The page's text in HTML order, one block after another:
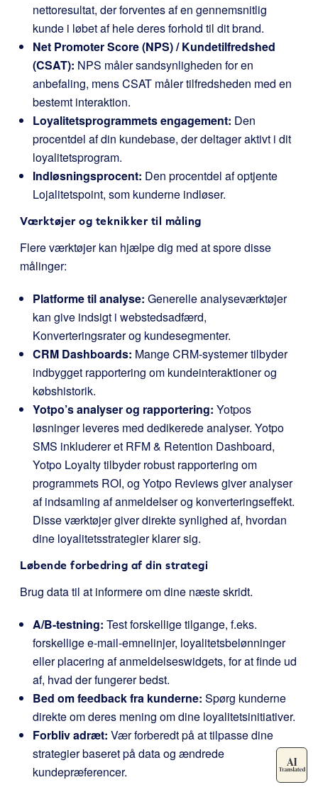
nettoresultat, der forventes af en gennemsnitlig
kunde i løbet af hele deres forhold til dit brand.
Net Promoter Score (NPS) / Kundetilfredshed
(CSAT): NPS måler sandsynligheden for en
anbefaling, mens CSAT måler tilfredsheden med en
bestemt interaktion.
Loyalitetsprogrammets engagement: Den
procentdel af din kundebase, der deltager aktivt i dit
loyalitetsprogram.
Indløsningsprocent: Den procentdel af optjente
Lojalitetspoint, som kunderne indløser.
Værktøjer og teknikker til måling
Flere værktøjer kan hjælpe dig med at spore disse
målinger:
Platforme til analyse: Generelle analyseværktøjer
kan give indsigt i webstedsadfærd,
Konverteringsrater og kundesegmenter.
CRM Dashboards: Mange CRM-systemer tilbyder
indbygget rapportering om kundeinteraktioner og
købshistorik.
Yotpo’s analyser og rapportering: Yotpos
løsninger leveres med dedikerede analyser. Yotpo
SMS inkluderer et RFM & Retention Dashboard,
Yotpo Loyalty tilbyder robust rapportering om
programmets ROI, og Yotpo Reviews giver analyser
af indsamling af anmeldelser og konverteringseffekt.
Disse værktøjer giver direkte synlighed af, hvordan
dine loyalitetsstrategier klarer sig.
Løbende forbedring af din strategi
Brug data til at informere om dine næste skridt.
A/B-testning: Test forskellige tilgange, f.eks.
forskellige e-mail-emnelinjer, loyalitetsbelønninger
eller placering af anmeldelseswidgets, for at finde ud
af, hvad der fungerer bedst.
Bed om feedback fra kunderne: Spørg kunderne
direkte om deres mening om dine loyalitetsinitiativer.
Forbliv adræt: Vær forberedt på at tilpasse dine
strategier baseret på data og ændrede
kundepræferencer.